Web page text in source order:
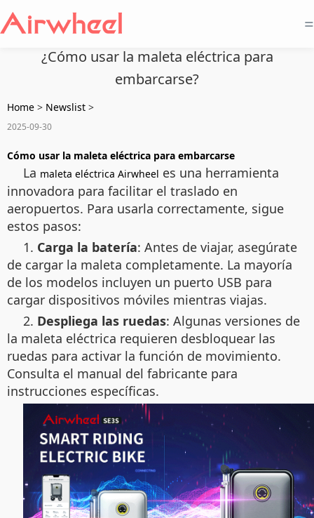
=
¿Cómo usar la maleta eléctrica para
embarcarse?
Home > Newslist >
2025-09-30
Cómo usar la maleta eléctrica para embarcarse
La maleta eléctrica Airwheel es una herramienta
innovadora para facilitar el traslado en
aeropuertos. Para usarla correctamente, sigue
estos pasos:
1. Carga la batería: Antes de viajar, asegúrate
de cargar la maleta completamente. La mayoría
de los modelos incluyen un puerto USB para
cargar dispositivos móviles mientras viajas.
2. Despliega las ruedas: Algunas versiones de
la maleta eléctrica requieren desbloquear las
ruedas para activar la función de movimiento.
Consulta el manual del fabricante para
instrucciones específicas.